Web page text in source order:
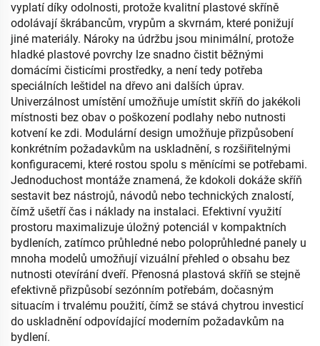
vyplatí díky odolnosti, protože kvalitní plastové skříně
odolávají škrábancům, vrypům a skvrnám, které ponižují
jiné materiály. Nároky na údržbu jsou minimální, protože
hladké plastové povrchy lze snadno čistit běžnými
domácími čisticími prostředky, a není tedy potřeba
speciálních leštidel na dřevo ani dalších úprav.
Univerzálnost umístění umožňuje umístit skříň do jakékoli
místnosti bez obav o poškození podlahy nebo nutnosti
kotvení ke zdi. Modulární design umožňuje přizpůsobení
konkrétním požadavkům na uskladnění, s rozšiřitelnými
konfiguracemi, které rostou spolu s měnícími se potřebami.
Jednoduchost montáže znamená, že kdokoli dokáže skříň
sestavit bez nástrojů, návodů nebo technických znalostí,
čímž ušetří čas i náklady na instalaci. Efektivní využití
prostoru maximalizuje úložný potenciál v kompaktních
bydleních, zatímco průhledné nebo poloprůhledné panely u
mnoha modelů umožňují vizuální přehled o obsahu bez
nutnosti otevírání dveří. Přenosná plastová skříň se stejně
efektivně přizpůsobí sezónním potřebám, dočasným
situacím i trvalému použití, čímž se stává chytrou investicí
do uskladnění odpovídající moderním požadavkům na
bydlení.